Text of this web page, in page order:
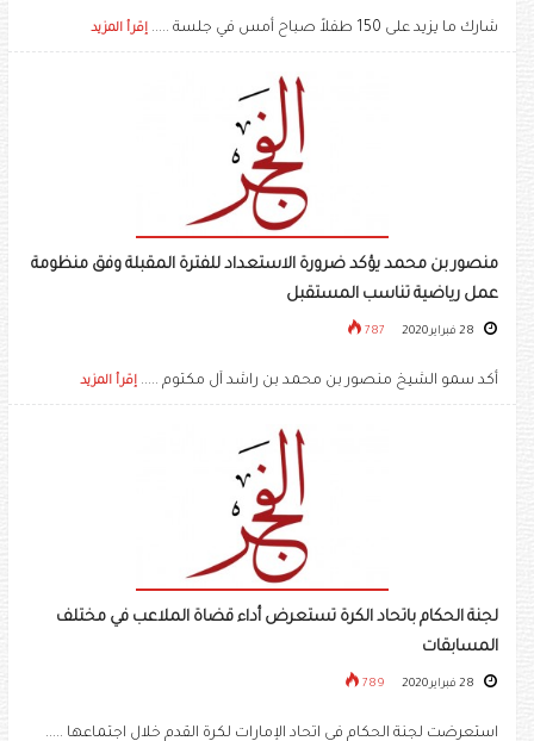
شارك ما يزيد على 150 طفلاً صباح أمس في جلسة ..... إقرأ المزيد
منصور بن محمد يؤكد ضرورة الاستعداد للفترة المقبلة وفق منظومة
عمل رياضية تناسب المستقبل
787
أكد سمو الشيخ منصور بن محمد بن راشد آل مكتوم ..... إقرأ المزيد
لجنة الحكام باتحاد الكرة تستعرض أداء قضاة الملاعب في مختلف
المسابقات
789
استعرضت لجنة الحكام في اتحاد الإمارات لكرة القدم خلال اجتماعها .....